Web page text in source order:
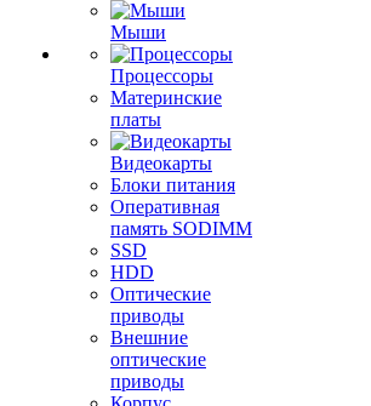
Мыши
Процессоры
Материнские
платы
Видеокарты
Блоки питания
Оперативная
память SODIMM
SSD
HDD
Оптические
приводы
Внешние
оптические
приводы